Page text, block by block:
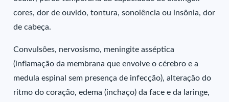
cores, dor de ouvido, tontura, sonolência ou insônia, dor
de cabeça.
Convulsões, nervosismo, meningite asséptica
(inflamação da membrana que envolve o cérebro e a
medula espinal sem presença de infecção), alteração do
ritmo do coração, edema (inchaço) da face e da laringe,